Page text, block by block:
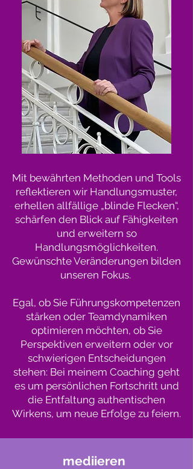
Mit bewährten Methoden und Tools
reflektieren wir Handlungsmuster,
erhellen allfällige „blinde Flecken“,
schärfen den Blick auf Fähigkeiten
und erweitern so
Handlungsmöglichkeiten.
Gewünschte Veränderungen bilden
unseren Fokus.
Egal, ob Sie Führungskompetenzen
stärken oder Teamdynamiken
optimieren möchten, ob Sie
Perspektiven erweitern oder vor
schwierigen Entscheidungen
stehen: Bei meinem Coaching geht
es um persönlichen Fortschritt und
die Entfaltung authentischen
Wirkens, um neue Erfolge zu feiern.
mediieren